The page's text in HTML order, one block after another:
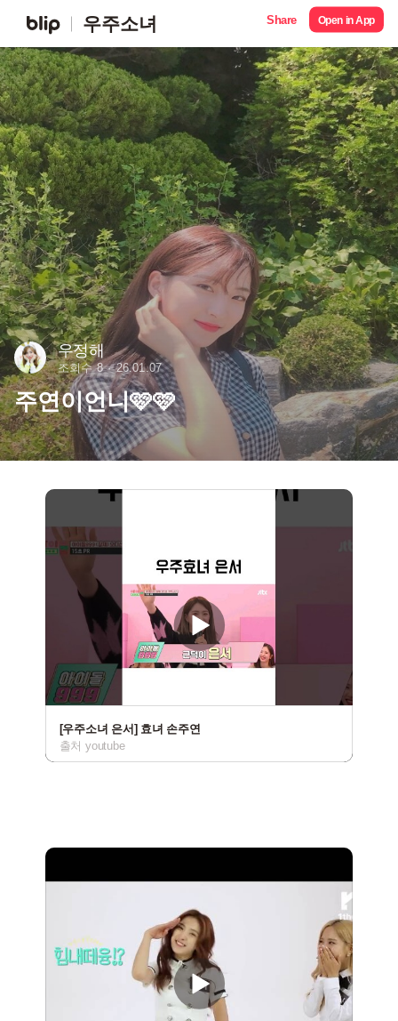
우주소녀 Share Open in App
우정해
조회수 8 26.01.07
주연이언니🩷🩷
[우주소녀 은서] 효녀 손주연
출처 youtube